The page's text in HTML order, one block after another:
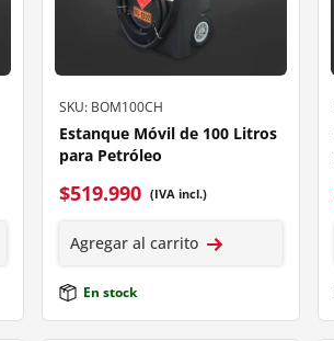
SKU: BOM100CH
Estanque Móvil de 100 Litros
para Petróleo
$519.990 (IVA incl.)
Agregar al carrito
En stock